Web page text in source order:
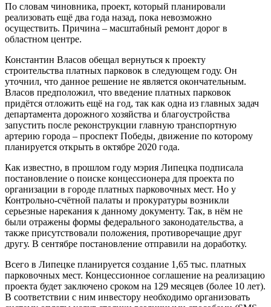
По словам чиновника, проект, который планировали
реализовать ещё два года назад, пока невозможно
осуществить. Причина – масштабный ремонт дорог в
областном центре.
Константин Власов обещал вернуться к проекту
строительства платных парковок в следующем году. Он
уточнил, что данное решение не является окончательным.
Власов предположил, что введение платных парковок
придётся отложить ещё на год, так как одна из главных задач
департамента дорожного хозяйства и благоустройства
запустить после реконструкции главную транспортную
артерию города – проспект Победы, движение по которому
планируется открыть в октябре 2020 года.
Как известно, в прошлом году мэрия Липецка подписала
постановление о поиске концессионера для проекта по
организации в городе платных парковочных мест. Но у
Контрольно-счётной палаты и прокуратуры возникли
серьезные нарекания к данному документу. Так, в нём не
были отражены формы федерального законодательства, а
также присутствовали положения, противоречащие друг
другу. В сентябре постановление отправили на доработку.
Всего в Липецке планируется создание 1,65 тыс. платных
парковочных мест. Концессионное соглашение на реализацию
проекта будет заключено сроком на 129 месяцев (более 10 лет).
В соответствии с ним инвестору необходимо организовать